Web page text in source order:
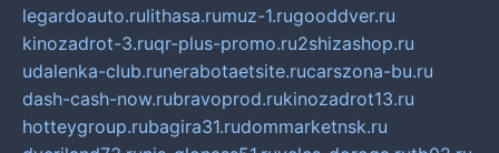
legardoauto.rulithasa.rumuz-1.rugooddver.ru
kinozadrot-3.ruqr-plus-promo.ru2shizashop.ru
udalenka-club.runerabotaetsite.rucarszona-bu.ru
dash-cash-now.rubravoprod.rukinozadrot13.ru
hotteygroup.rubagira31.rudommarketnsk.ru